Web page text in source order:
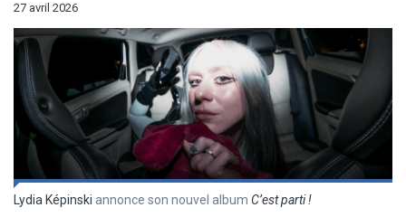
27 avril 2026
Lydia Képinski annonce son nouvel album C’est parti !